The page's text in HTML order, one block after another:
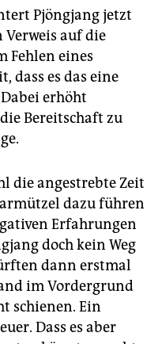
Pjöngjang jetzt
auf die
Fehlen eines
dass es das eine
erhöht
Bereitschaft zu
die angestrebte Zeit
dazu führen
Erfahrungen
doch kein Weg
dann erstmal
im Vordergrund
schienen. Ein
Dass es aber